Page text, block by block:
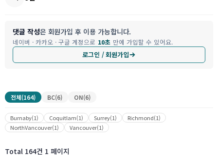
댓글 작성은 회원가입 후 이용 가능합니다.
네이버 · 카카오 · 구글 계정으로 10초 만에 가입할 수 있어요.
로그인 / 회원가입
전체(164) BC(6) ON(6)
Burnaby(1) Coquitlam(1) Surrey(1)
Richmond(1)
NorthVancouver(1)
Vancouver(1)
Total 164건 1 페이지